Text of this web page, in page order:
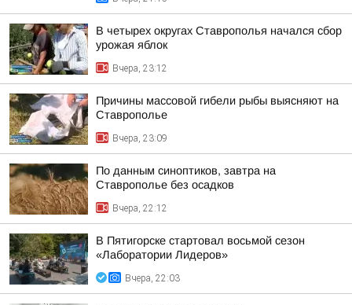
В четырех округах Ставрополья начался сбор
урожая яблок
Вчера, 23:12
Причины массовой гибели рыбы выясняют на
Ставрополье
Вчера, 23:09
По данным синоптиков, завтра на
Ставрополье без осадков
Вчера, 22:12
В Пятигорске стартовал восьмой сезон
«Лаборатории Лидеров»
Вчера, 22:03